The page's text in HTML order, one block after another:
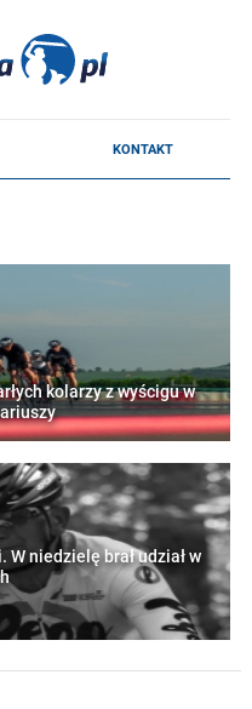
kolarzy z wyścigu w
niedzielę brał udział w